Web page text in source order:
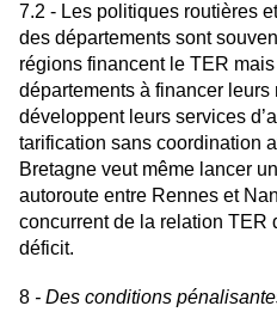
7.2 - Les politiques routières
des départements sont
régions financent le TER
départements à financer
développent leurs services
tarification sans coordination
Bretagne veut même lancer
autoroute entre Rennes et
concurrent de la relation TER
déficit.
8 - Des conditions